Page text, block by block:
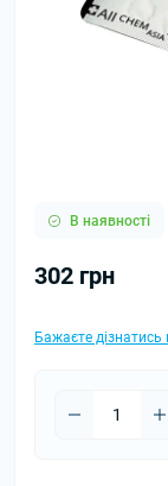
В наявності
302 грн
Бажаєте дізнатись